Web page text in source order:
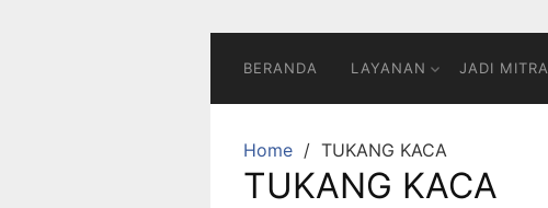
BERANDA LAYANAN JADI MITRA
Home TUKANG KACA
TUKANG KACA